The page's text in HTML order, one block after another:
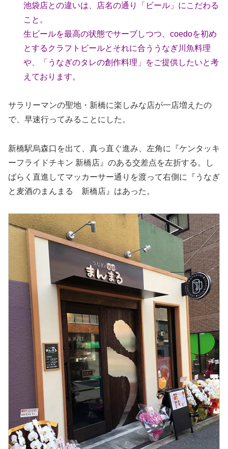
池袋店との違いは、店名の通り「ビール」にこだわる
こと。
生ビールを最高の状態でサーブしつつ、coedoを初め
とするクラフトビールとそれに合ううなぎ川魚料理
や、「うなぎのタレの創作料理」をご提供したいと考
えております。
サラリーマンの聖地・新橋に楽しみな店が一店増えたの
で、早速行ってみることにした。
新橋駅烏森口を出て、真っ直ぐ進み、左角に『ケンタッキ
ーフライドチキン 新橋店』のある交差点を左折する。し
ばらく直進してマッカーサー通りを渡って右側に『うなぎ
と麦酒のまんまる 新橋店』はあった。